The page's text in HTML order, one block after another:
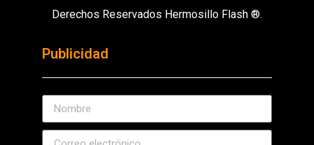
Derechos Reservados Hermosillo Flash ®.
Publicidad